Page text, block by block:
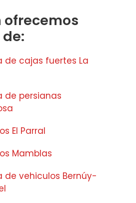
ofrecemos
de cajas fuertes La
de persianas
El Parral
Mamblas
de vehiculos Bernúy-